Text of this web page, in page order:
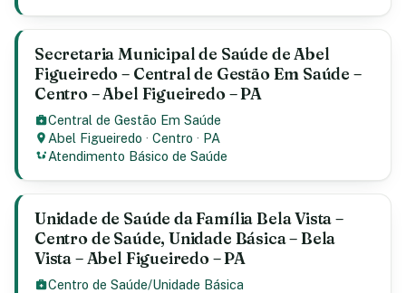
Secretaria Municipal de Saúde de Abel
Figueiredo – Central de Gestão Em Saúde –
Centro – Abel Figueiredo – PA
Central de Gestão Em Saúde
Abel Figueiredo ·Centro · PA
Atendimento Básico de Saúde
Unidade de Saúde da Família Bela Vista –
Centro de Saúde, Unidade Básica – Bela
Vista – Abel Figueiredo – PA
Centro de Saúde/Unidade Básica